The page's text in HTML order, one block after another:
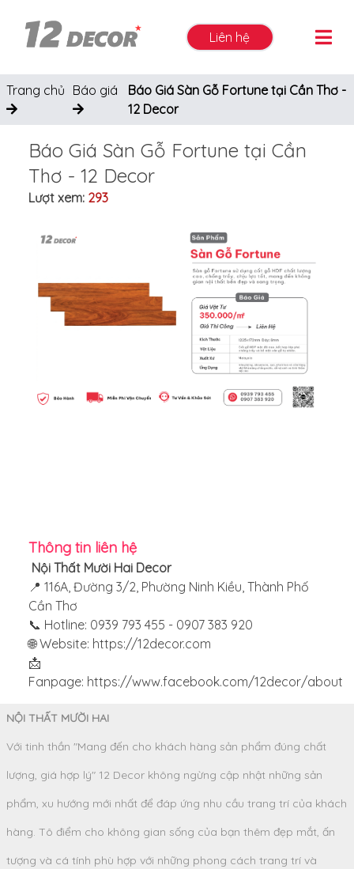
Liên hệ
Trang chủ Báo giá
Báo Giá Sàn Gỗ Fortune tại Cần Thơ -
12 Decor
Báo Giá Sàn Gỗ Fortune tại Cần
Thơ - 12 Decor
Lượt xem: 293
Thông tin liên hệ
Nội Thất Mười Hai Decor
📍 116A, Đường 3/2, Phường Ninh Kiều, Thành Phố
Cần Thơ
📞 Hotline: 0939 793 455 - 0907 383 920
🌐 Website: https://12decor.com
📩
Fanpage: https://www.facebook.com/12decor/about
NỘI THẤT MƯỜI HAI
Với tinh thần "Mang đến cho khách hàng sản phẩm đúng chất
lượng, giá hợp lý" 12 Decor không ngừng cập nhật những sản
phẩm, xu hướng mới nhất để đáp ứng nhu cầu trang trí của khách
hàng. Tô điểm cho không gian sống của bạn thêm đẹp mắt, ấn
tượng và cá tính phù hợp với những phong cách trang trí và